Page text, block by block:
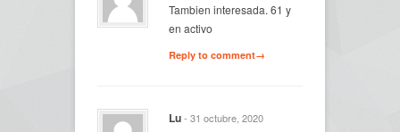
Tambien interesada. 61 y
en activo
Reply to comment→
Lu- 31 octubre, 2020